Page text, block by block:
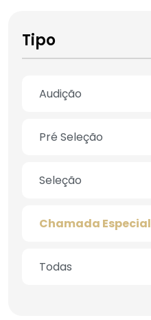
Tipo
Audição
Pré Seleção
Seleção
Chamada Especial
Todas